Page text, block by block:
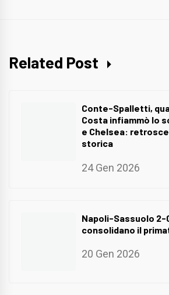
Related Post
Conte-Spalletti,
Costa infiammò lo
e Chelsea:
storica
24 Gen 2026
Napoli-Sassuolo 2-
consolidano il
20 Gen 2026